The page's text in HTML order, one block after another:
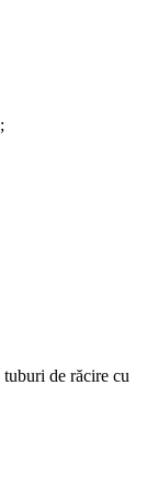
de răcire cu